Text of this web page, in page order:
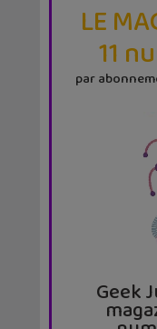
LE
11
par
Geek